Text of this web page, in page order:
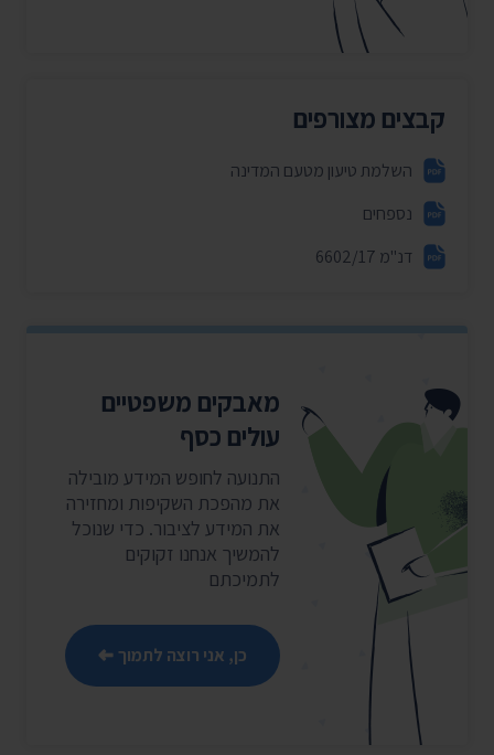
קבצים מצורפים
השלמת טיעון מטעם המדינה
נספחים
דנ"מ 6602/17
מאבקים משפטיים
עולים כסף
התנועה לחופש המידע מובילה
את מהפכת השקיפות ומחזירה
את המידע לציבור. כדי שנוכל
להמשיך אנחנו זקוקים
לתמיכתם
כן, אני רוצה לתמוך